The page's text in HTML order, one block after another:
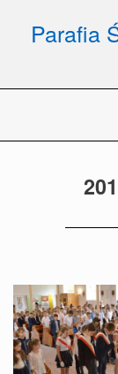
contentParafia